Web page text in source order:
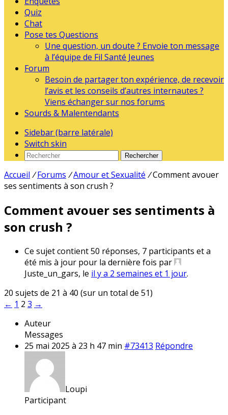
Quiz
Chat
Pose tes Questions
Une question, un doute ? Envoie ton message
à l’équipe de Fil Santé Jeunes
Forum
Besoin de partager ton expérience, de recevoir
l’avis et les conseils d’autres internautes ?
Viens échanger sur nos forums
Sourds & Malentendants
Sidebar (barre latérale)
Switch skin
Rechercher
Accueil / Forums /Amour et Sexualité /Comment avouer
ses sentiments à son crush ?
Comment avouer ses sentiments à
son crush ?
Ce sujet contient 50 réponses, 7 participants et a
été mis à jour pour la dernière fois par
Juste_un_gars, le il y a 2 semaines et 1 jour.
20 sujets de 21 à 40 (sur un total de 51)
← 1 2 3 →
Auteur
Messages
25 mai 2025 à 23 h 47 min #73413 Répondre
Loupi
Participant